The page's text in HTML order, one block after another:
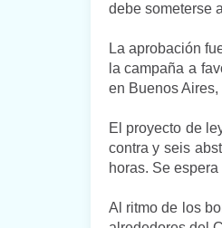
debe someterse
La aprobación
la campaña a
en Buenos
El proyecto de
contra y seis
horas. Se
Al ritmo de los